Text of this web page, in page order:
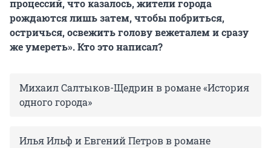
процессий, что казалось, жители города
рождаются лишь затем, чтобы побриться,
остричься, освежить голову вежеталем и сразу
же умереть». Кто это написал?
Михаил Салтыков-Щедрин в романе «История
одного города»
Илья Ильф и Евгений Петров в романе